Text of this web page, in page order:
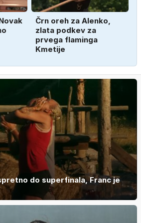
Črn oreh za Alenko,
zlata podkev za
prvega flaminga
Kmetije
do superfinala, Franc je